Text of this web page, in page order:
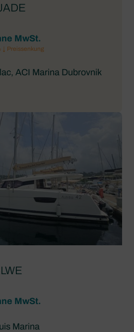
MwSt.
↓ Preissenkung
ACI Marina Dubrovnik
MwSt.
Marina